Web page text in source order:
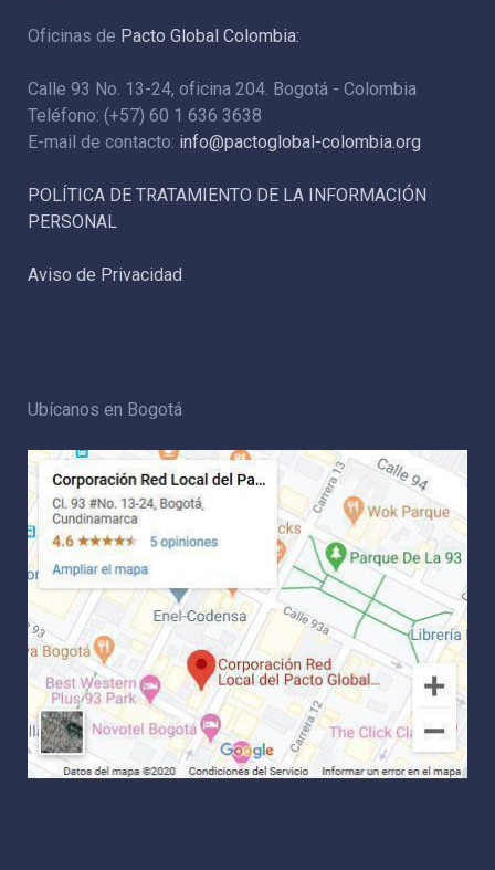
Oficinas de Pacto Global Colombia:
Calle 93 No. 13-24, oficina 204. Bogotá - Colombia
Teléfono: (+57) 60 1 636 3638
E-mail de contacto: info@pactoglobal-colombia.org
POLÍTICA DE TRATAMIENTO DE LA INFORMACIÓN
PERSONAL
Aviso de Privacidad
Ubícanos en Bogotá